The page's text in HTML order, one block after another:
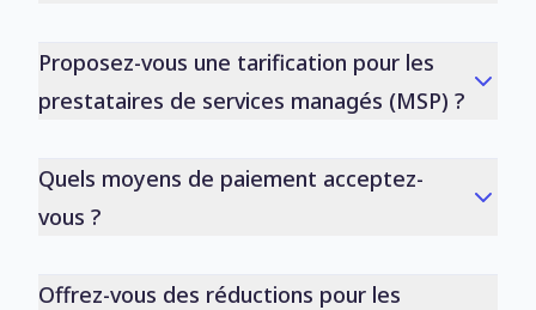
Proposez-vous une tarification pour les
prestataires de services managés (MSP) ?
Quels moyens de paiement acceptez-
vous ?
Offrez-vous des réductions pour les